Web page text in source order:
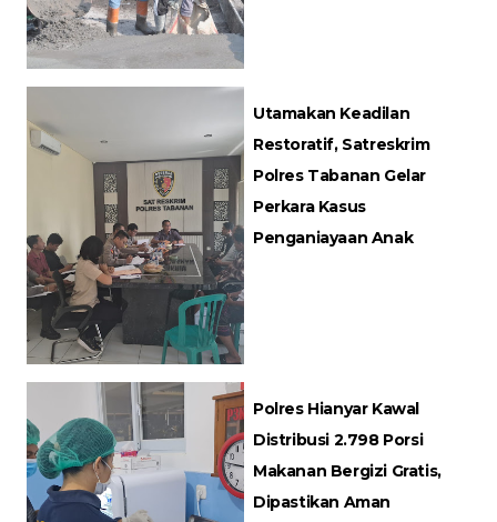
Utamakan Keadilan
Restoratif, Satreskrim
Polres Tabanan Gelar
Perkara Kasus
Penganiayaan Anak
Polres Hianyar Kawal
Distribusi 2.798 Porsi
Makanan Bergizi Gratis,
Dipastikan Aman